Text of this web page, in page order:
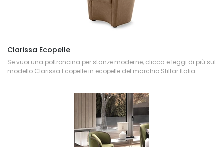
Clarissa Ecopelle
Se vuoi una poltroncina per stanze moderne, clicca e leggi di più sul
modello Clarissa Ecopelle in ecopelle del marchio Stilfar Italia.